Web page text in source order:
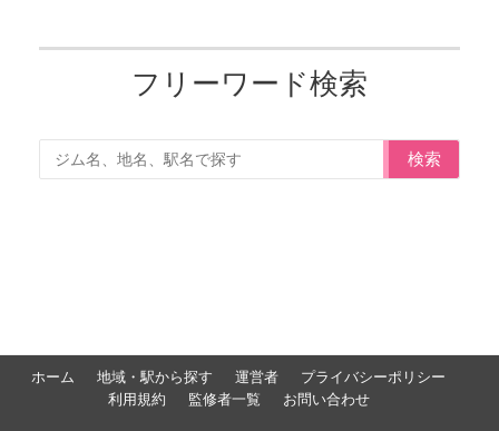
フリーワード検索
検索
ホーム 地域・駅から探す 運営者
プライバシーポリシー
利用規約
監修者一覧 お問い合わせ